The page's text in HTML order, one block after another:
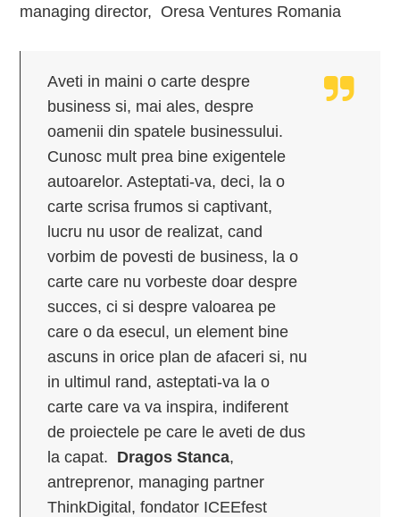
managing director, Oresa Ventures Romania
Aveti in maini o carte despre
business si, mai ales, despre
oamenii din spatele businessului.
Cunosc mult prea bine exigentele
autoarelor. Asteptati-va, deci, la o
carte scrisa frumos si captivant,
lucru nu usor de realizat, cand
vorbim de povesti de business, la o
carte care nu vorbeste doar despre
succes, ci si despre valoarea pe
care o da esecul, un element bine
ascuns in orice plan de afaceri si, nu
in ultimul rand, asteptati-va la o
carte care va va inspira, indiferent
de proiectele pe care le aveti de dus
la capat. Dragos Stanca,
antreprenor, managing partner
ThinkDigital, fondator ICEEfest